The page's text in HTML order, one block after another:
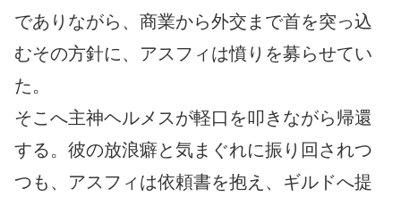
でありながら、商業から外交まで首を突っ込
むその方針に、アスフィは憤りを募らせてい
た。
そこへ主神ヘルメスが軽口を叩きながら帰還
する。彼の放浪癖と気まぐれに振り回されつ
つも、アスフィは依頼書を抱え、ギルドへ提